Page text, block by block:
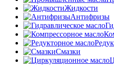
Жидкости
Антифризы
Смазки